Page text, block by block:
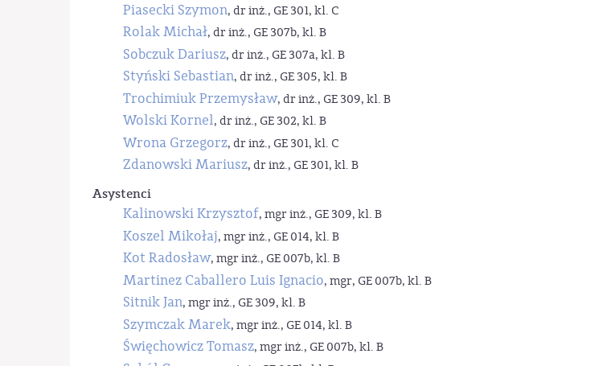
Piasecki Szymon, dr inż., GE 301, kl. C
Rolak Michał, dr inż., GE 307b, kl. B
Sobczuk Dariusz, dr inż., GE 307a, kl. B
Styński Sebastian, dr inż., GE 305, kl. B
Trochimiuk Przemysław, dr inż., GE 309, kl. B
Wolski Kornel, dr inż., GE 302, kl. B
Wrona Grzegorz, dr inż., GE 301, kl. C
Zdanowski Mariusz, dr inż., GE 301, kl. B
Asystenci
Kalinowski Krzysztof, mgr inż., GE 309, kl. B
Koszel Mikołaj, mgr inż., GE 014, kl. B
Kot Radosław, mgr inż., GE 007b, kl. B
Martinez Caballero Luis Ignacio, mgr, GE 007b, kl. B
Sitnik Jan, mgr inż., GE 309, kl. B
Szymczak Marek, mgr inż., GE 014, kl. B
Święchowicz Tomasz, mgr inż., GE 007b, kl. B